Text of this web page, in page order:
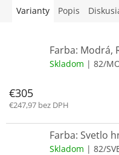
Varianty Popis
Farba: Modrá,
Skladom | 82/
€305
€247,97 bez DPH
Farba: Svetlo
Skladom | 82/